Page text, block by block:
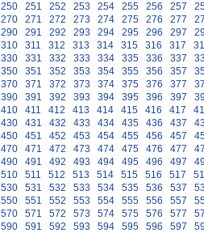
250 251 252 253 254 255 256 257
270 271 272 273 274 275 276 277
290 291 292 293 294 295 296 297
310 311 312 313 314 315 316 317
330 331 332 333 334 335 336 337
350 351 352 353 354 355 356 357
370 371 372 373 374 375 376 377
390 391 392 393 394 395 396 397
410 411 412 413 414 415 416 417
430 431 432 433 434 435 436 437
450 451 452 453 454 455 456 457
470 471 472 473 474 475 476 477
490 491 492 493 494 495 496 497
510 511 512 513 514 515 516 517
530 531 532 533 534 535 536 537
550 551 552 553 554 555 556 557
570 571 572 573 574 575 576 577
590 591 592 593 594 595 596 597